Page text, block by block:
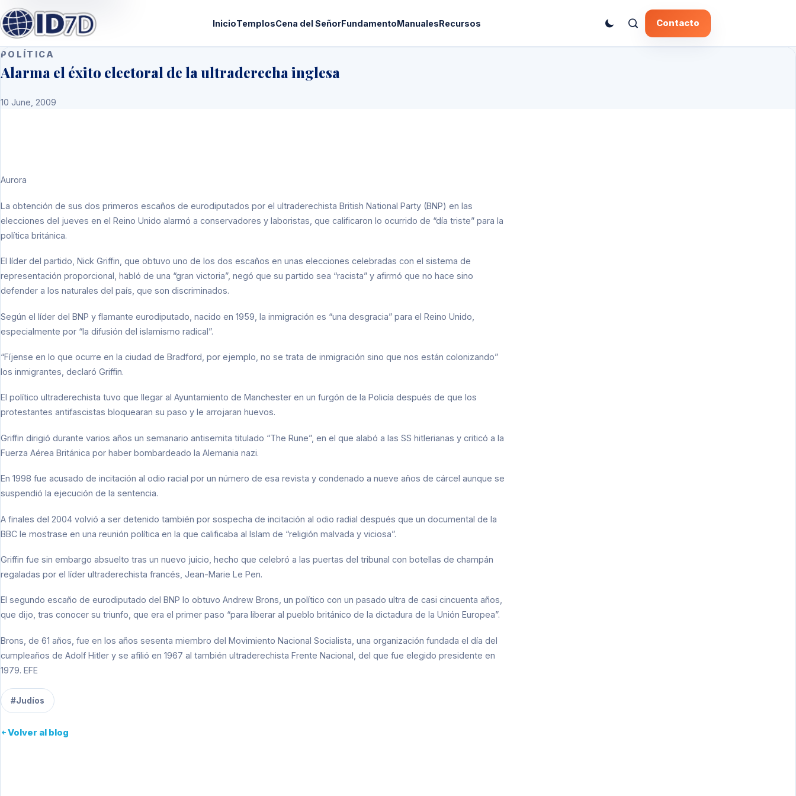
InicioTemplosCena del SeñorFundamentoManualesRecursos Contacto
POLÍTICA
Alarma el éxito electoral de la ultraderecha inglesa
10 June, 2009
Aurora
La obtención de sus dos primeros escaños de eurodiputados por el ultraderechista British National Party (BNP) en las
elecciones del jueves en el Reino Unido alarmó a conservadores y laboristas, que calificaron lo ocurrido de “día triste” para la
política británica.
El líder del partido, Nick Griffin, que obtuvo uno de los dos escaños en unas elecciones celebradas con el sistema de
representación proporcional, habló de una “gran victoria”, negó que su partido sea “racista” y afirmó que no hace sino
defender a los naturales del país, que son discriminados.
Según el líder del BNP y flamante eurodiputado, nacido en 1959, la inmigración es “una desgracia” para el Reino Unido,
especialmente por “la difusión del islamismo radical”.
“Fíjense en lo que ocurre en la ciudad de Bradford, por ejemplo, no se trata de inmigración sino que nos están colonizando”
los inmigrantes, declaró Griffin.
El político ultraderechista tuvo que llegar al Ayuntamiento de Manchester en un furgón de la Policía después de que los
protestantes antifascistas bloquearan su paso y le arrojaran huevos.
Griffin dirigió durante varios años un semanario antisemita titulado “The Rune”, en el que alabó a las SS hitlerianas y criticó a la
Fuerza Aérea Británica por haber bombardeado la Alemania nazi.
En 1998 fue acusado de incitación al odio racial por un número de esa revista y condenado a nueve años de cárcel aunque se
suspendió la ejecución de la sentencia.
A finales del 2004 volvió a ser detenido también por sospecha de incitación al odio radial después que un documental de la
BBC le mostrase en una reunión política en la que calificaba al Islam de “religión malvada y viciosa”.
Griffin fue sin embargo absuelto tras un nuevo juicio, hecho que celebró a las puertas del tribunal con botellas de champán
regaladas por el líder ultraderechista francés, Jean-Marie Le Pen.
El segundo escaño de eurodiputado del BNP lo obtuvo Andrew Brons, un político con un pasado ultra de casi cincuenta años,
que dijo, tras conocer su triunfo, que era el primer paso “para liberar al pueblo británico de la dictadura de la Unión Europea”.
Brons, de 61 años, fue en los años sesenta miembro del Movimiento Nacional Socialista, una organización fundada el día del
cumpleaños de Adolf Hitler y se afilió en 1967 al también ultraderechista Frente Nacional, del que fue elegido presidente en
1979. EFE
#Judíos
Volver al blog